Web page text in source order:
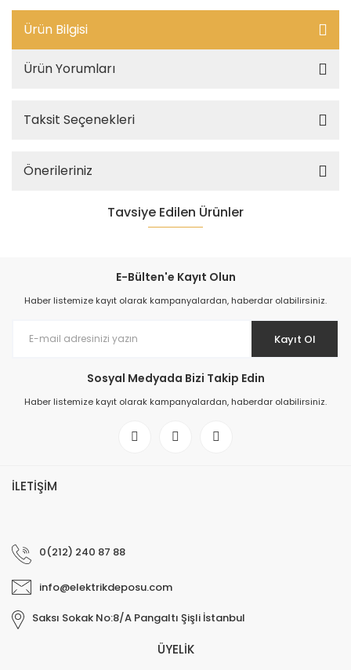
Ürün Bilgisi
Ürün Yorumları
Taksit Seçenekleri
Önerileriniz
Tavsiye Edilen Ürünler
100,00 TL
E-Bülten'e Kayıt Olun
Haber listemize kayıt olarak kampanyalardan, haberdar olabilirsiniz.
Kayıt Ol
Sosyal Medyada Bizi Takip Edin
Haber listemize kayıt olarak kampanyalardan, haberdar olabilirsiniz.
İLETİŞİM
0(212) 240 87 88
info@elektrikdeposu.com
Saksı Sokak No:8/A Pangaltı Şişli İstanbul
ÜYELİK